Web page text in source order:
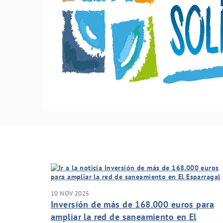
10 NOV 2025
Inversión de más de 168.000 euros para
ampliar la red de saneamiento en El